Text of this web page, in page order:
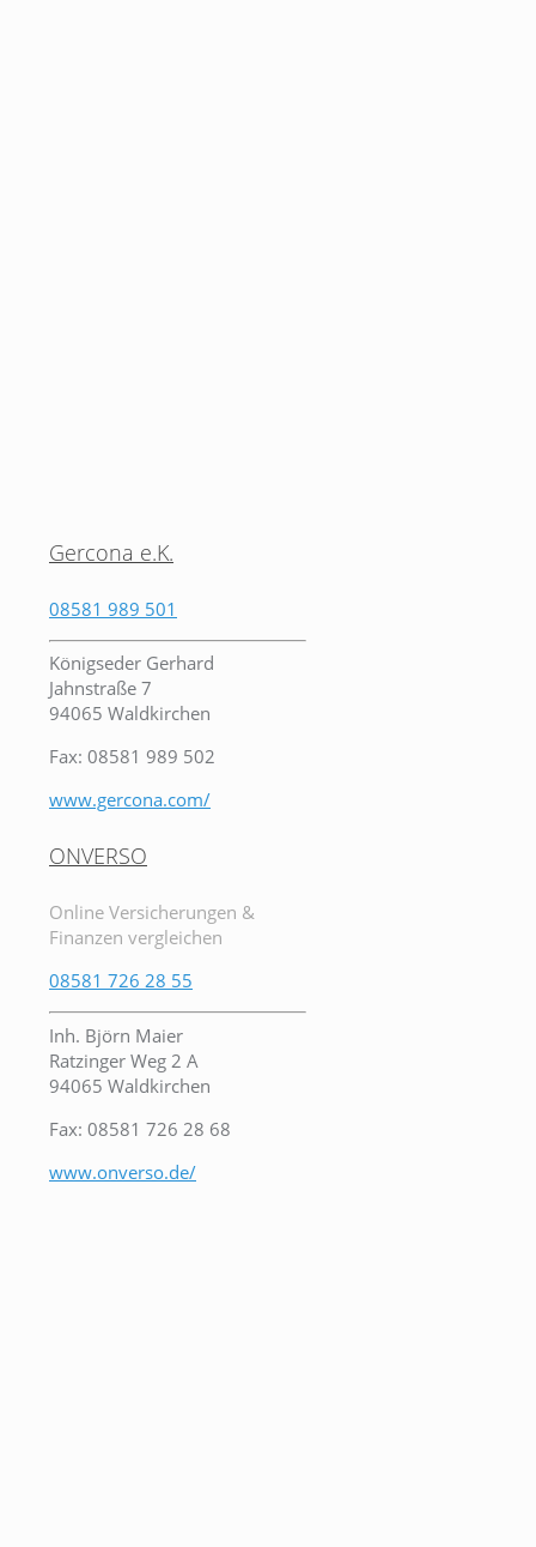
Gercona e.K.
08581 989 501
Königseder Gerhard
Jahnstraße 7
94065 Waldkirchen
Fax: 08581 989 502
www.gercona.com/
ONVERSO
Online Versicherungen &
Finanzen vergleichen
08581 726 28 55
Inh. Björn Maier
Ratzinger Weg 2 A
94065 Waldkirchen
Fax: 08581 726 28 68
www.onverso.de/